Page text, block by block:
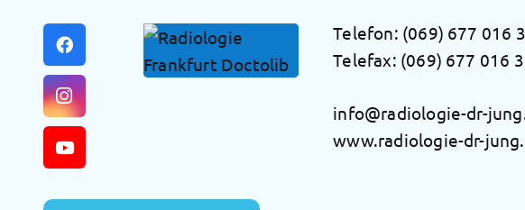
Telefon: (069) 677 016
Telefax: (069) 677 016
info@radiologie-dr-
www.radiologie-dr-